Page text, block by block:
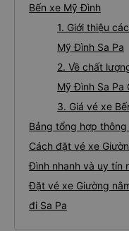
Bến xe Mỹ Đình
1. Giới thiệu
Mỹ Đình Sa Pa
2. Về chất
Mỹ Đình Sa Pa
3. Giá vé xe
Bảng tổng hợp
Cách đặt vé xe
Đình nhanh và uy tín
Đặt vé xe Giường
đi Sa Pa